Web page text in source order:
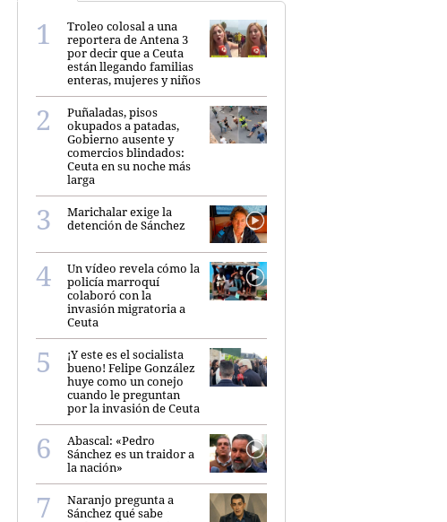
Troleo colosal a una
reportera de Antena 3
por decir que a Ceuta
están llegando familias
enteras, mujeres y niños
Puñaladas, pisos
okupados a patadas,
Gobierno ausente y
comercios blindados:
Ceuta en su noche más
larga
Marichalar exige la
detención de Sánchez
Un vídeo revela cómo la
policía marroquí
colaboró con la
invasión migratoria a
Ceuta
¡Y este es el socialista
bueno! Felipe González
huye como un conejo
cuando le preguntan
por la invasión de Ceuta
Abascal: «Pedro
Sánchez es un traidor a
la nación»
Naranjo pregunta a
Sánchez qué sabe